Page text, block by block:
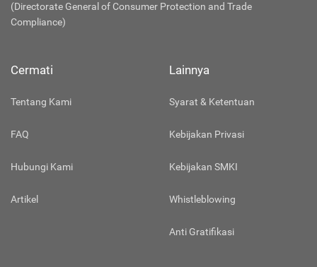
(Directorate General of Consumer Protection and Trade
Compliance)
Cermati
Tentang Kami
FAQ
Hubungi Kami
Artikel
Lainnya
Syarat & Ketentuan
Kebijakan Privasi
Kebijakan SMKI
Whistleblowing
Anti Gratifikasi